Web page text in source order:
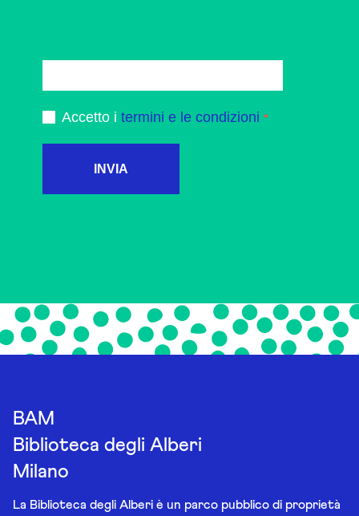
Accetto i termini e le condizioni
INVIA
BAM
Biblioteca degli Alberi
Milano
La Biblioteca degli Alberi è un parco pubblico di proprietà